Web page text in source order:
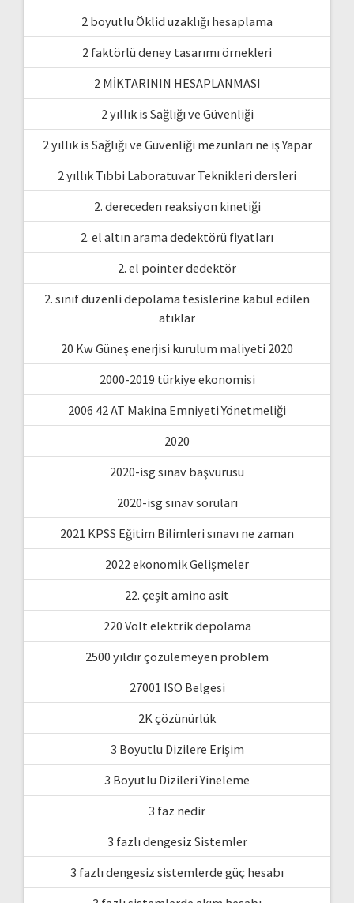
2 boyutlu Öklid uzaklığı hesaplama
2 faktörlü deney tasarımı örnekleri
2 MİKTARININ HESAPLANMASI
2 yıllık is Sağlığı ve Güvenliği
2 yıllık is Sağlığı ve Güvenliği mezunları ne iş Yapar
2 yıllık Tıbbi Laboratuvar Teknikleri dersleri
2. dereceden reaksiyon kinetiği
2. el altın arama dedektörü fiyatları
2. el pointer dedektör
2. sınıf düzenli depolama tesislerine kabul edilen
atıklar
20 Kw Güneş enerjisi kurulum maliyeti 2020
2000-2019 türkiye ekonomisi
2006 42 AT Makina Emniyeti Yönetmeliği
2020
2020-isg sınav başvurusu
2020-isg sınav soruları
2021 KPSS Eğitim Bilimleri sınavı ne zaman
2022 ekonomik Gelişmeler
22. çeşit amino asit
220 Volt elektrik depolama
2500 yıldır çözülemeyen problem
27001 ISO Belgesi
2K çözünürlük
3 Boyutlu Dizilere Erişim
3 Boyutlu Dizileri Yineleme
3 faz nedir
3 fazlı dengesiz Sistemler
3 fazlı dengesiz sistemlerde güç hesabı